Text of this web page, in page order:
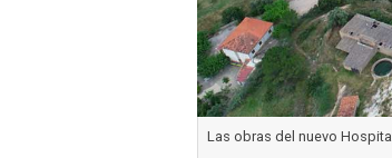
Las obras del nuevo